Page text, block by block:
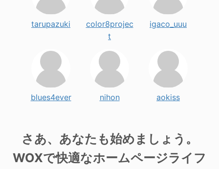
tarupazuki
color8projec
t
igaco_uuu
blues4ever nihon aokiss
さあ、あなたも始めましょう。
WOXで快適なホームページライフ